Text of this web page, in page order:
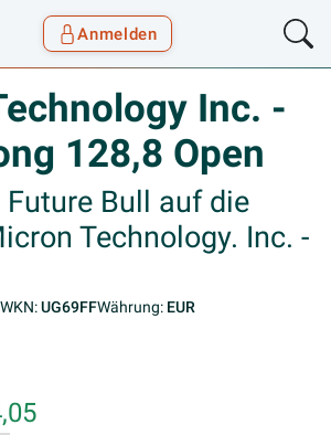
Anmelden
Inc. -
128,8 Open
Bull auf die
Technology. Inc. -
WKN:UG69FFWährung: EUR